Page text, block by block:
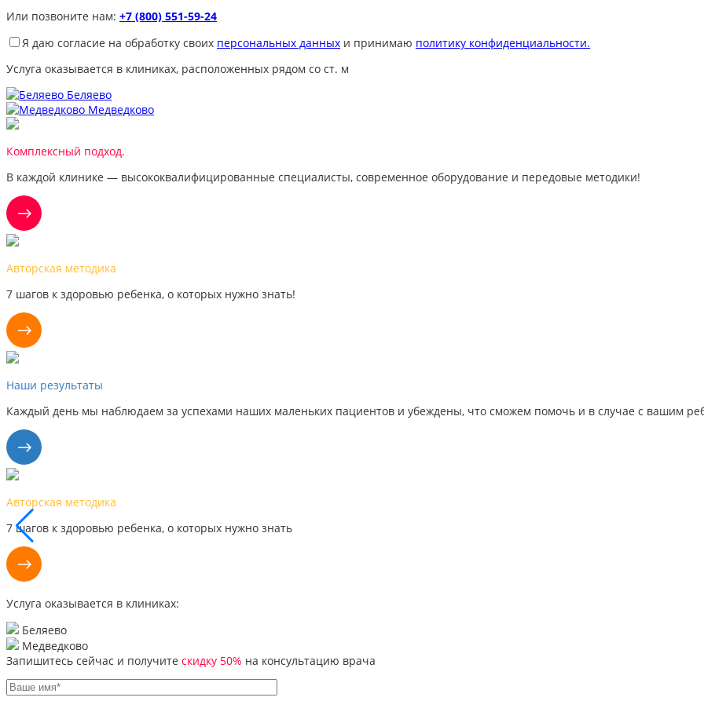
Или позвоните нам: +7 (800) 551-59-24
Я даю согласие на обработку своих персональных данных и принимаю политику конфиденциальности.
Услуга оказывается в клиниках, расположенных рядом со ст. м
Беляево
Медведково
Комплексный подход.
В каждой клинике — высококвалифицированные специалисты, современное оборудование и передовые методики!
Авторская методика
7 шагов к здоровью ребенка, о которых нужно знать!
Наши результаты
Каждый день мы наблюдаем за успехами наших маленьких пациентов и убеждены, что сможем помочь и в случае с вашим
Наши результаты
Каждый день мы видим успехи наших маленьких пациентов, поэтому уверены, что сможем помочь и вам
Услуга оказывается в клиниках:
Беляево
Медведково
Запишитесь сейчас и получите скидку 50% на консультацию врача